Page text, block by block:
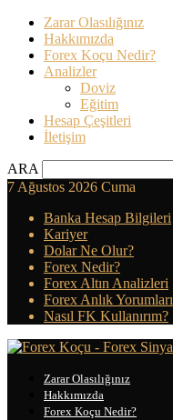
Zarar Olasılığınız
Hakkımızda
Forex Koçu Nedir?
Analizler
Doviz
Eğitim
Hesap Çeşitleri
İletişim
ARA
7 Ağustos 2026 Cuma
Banka Hesap Bilgileri
Kariyer
Dolar Ne Olur?
Forex Nedir?
Forex Altın Analizleri
Forex Anlık Yorumları
Nasıl FK Kullanırım?
Zarar Olasılığınız
Hakkımızda
Forex Koçu Nedir?